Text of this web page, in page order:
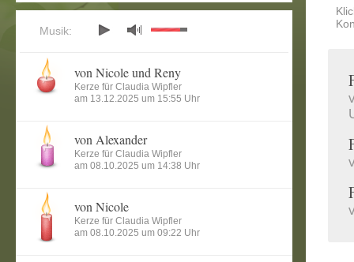
Musik:
von Nicole und Reny
Kerze für Claudia Wipfler
am 13.12.2025 um 15:55 Uhr
von Alexander
Kerze für Claudia Wipfler
am 08.10.2025 um 14:38 Uhr
von Nicole
Kerze für Claudia Wipfler
am 08.10.2025 um 09:22 Uhr